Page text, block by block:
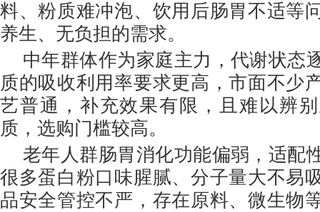
料、粉质难冲泡、饮用后肠胃不适等
养生、无负担的需求。
中年群体作为家庭主力，代谢状态
质的吸收利用率要求更高，市面不少
艺普通，补充效果有限，且难以辨
质，选购门槛较高。
老年人群肠胃消化功能偏弱，适配
很多蛋白粉口味腥腻、分子量大不易
品安全管控不严，存在原料、微生物